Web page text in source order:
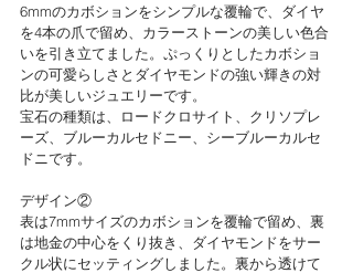
6mmのカボションをシンプルな覆輪で、ダイヤ
を4本の爪で留め、カラーストーンの美しい色合
いを引き立てました。ぷっくりとしたカボショ
ンの可愛らしさとダイヤモンドの強い輝きの対
比が美しいジュエリーです。
宝石の種類は、ロードクロサイト、クリソプレ
ーズ、ブルーカルセドニー、シーブルーカルセ
ドニです。
デザイン②
表は7mmサイズのカボションを覆輪で留め、裏
は地金の中心をくり抜き、ダイヤモンドをサー
クル状にセッティングしました。裏から透けて